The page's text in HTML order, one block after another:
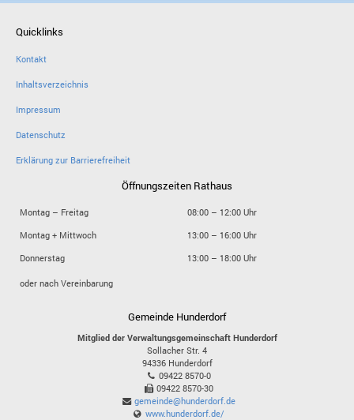
Quicklinks
Kontakt
Inhaltsverzeichnis
Impressum
Datenschutz
Erklärung zur Barrierefreiheit
Öffnungszeiten Rathaus
Montag – Freitag
08:00 – 12:00 Uhr
Montag + Mittwoch
13:00 – 16:00 Uhr
Donnerstag
13:00 – 18:00 Uhr
oder nach Vereinbarung
Gemeinde Hunderdorf
Mitglied der Verwaltungsgemeinschaft Hunderdorf
Sollacher Str. 4
94336 Hunderdorf
09422 8570-0
09422 8570-30
gemeinde@hunderdorf.de
www.hunderdorf.de/